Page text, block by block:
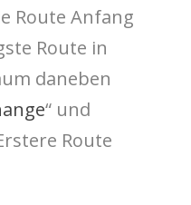
Route Anfang
Route in
daneben
“ und
Route